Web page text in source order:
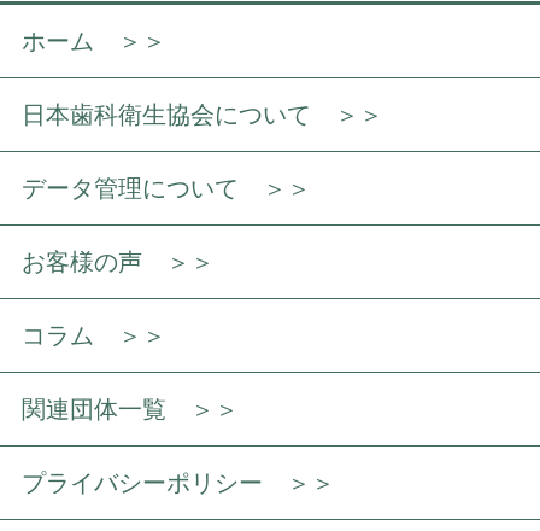
ホーム ＞＞
日本歯科衛生協会について ＞＞
データ管理について ＞＞
お客様の声 ＞＞
コラム ＞＞
関連団体一覧 ＞＞
プライバシーポリシー ＞＞